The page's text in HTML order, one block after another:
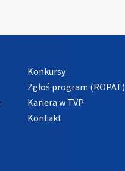
Konkursy
Zgłoś program (ROPAT)
Kariera w TVP
Kontakt